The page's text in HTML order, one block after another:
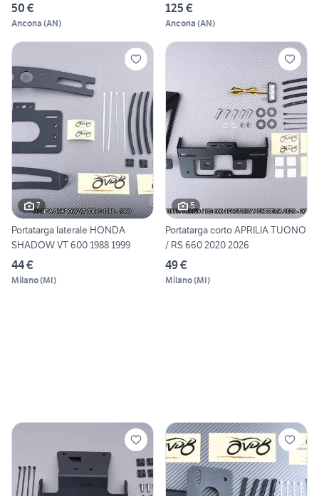
50 €
Ancona (AN)
125 €
Ancona (AN)
7
Portatarga laterale HONDA
SHADOW VT 600 1988 1999
44 €
Milano(MI)
5
Portatarga corto APRILIA TUONO
/ RS 660 2020 2026
49 €
Milano(MI)